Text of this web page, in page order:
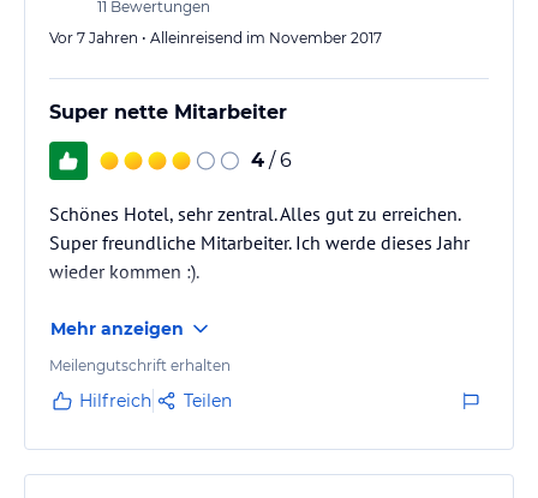
11 Bewertungen
Vor 7 Jahren • Alleinreisend im November 2017
Super nette Mitarbeiter
4 / 6
Schönes Hotel, sehr zentral. Alles gut zu erreichen.
Super freundliche Mitarbeiter. Ich werde dieses Jahr
wieder kommen :).
Mehr anzeigen
Meilengutschrift erhalten
Hilfreich Teilen